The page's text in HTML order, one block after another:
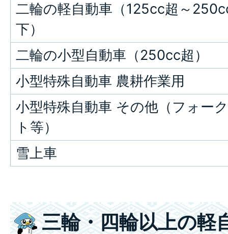
二輪の軽自動車（125cc超～
下）
二輪の小型自動車（250cc超）
小型特殊自動車 農耕作業用
小型特殊自動車 その他（フォー
ト等）
雪上車
三輪・四輪以上の軽